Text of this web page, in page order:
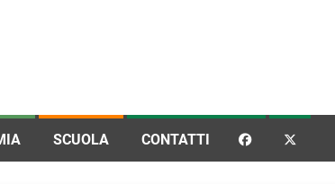
SCUOLA CONTATTI  